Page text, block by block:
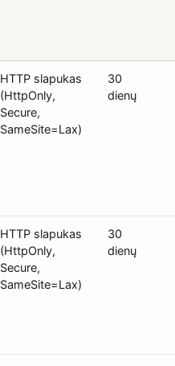
HTTP slapukas
(HttpOnly,
Secure,
SameSite=Lax)
30
dienų
HTTP slapukas
(HttpOnly,
Secure,
SameSite=Lax)
30
dienų